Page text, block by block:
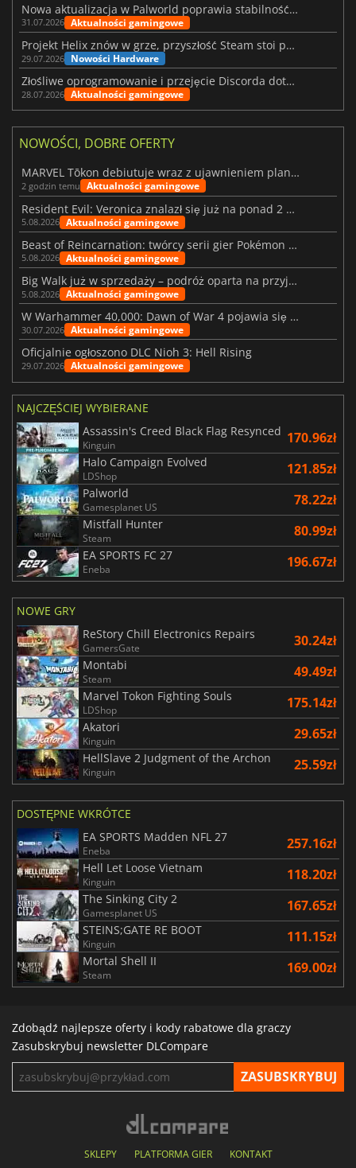
Nowa aktualizacja w Palworld poprawia stabilność Sunreach i walk z bossami
31.07.2026 Aktualności gamingowe
Projekt Helix znów w grze, przyszłość Steam stoi pod znakiem zapytania
29.07.2026 Nowości Hardware
Złośliwe oprogramowanie i przejęcie Discorda dotknęły Meccha Chameleon
28.07.2026 Aktualności gamingowe
NOWOŚCI, DOBRE OFERTY
MARVEL Tōkon debiutuje wraz z ujawnieniem planu rozwoju na pierwszy rok
2 godzin temu Aktualności gamingowe
Resident Evil: Veronica znalazł się już na ponad 2 milionach list życzeń
5.08.2026 Aktualności gamingowe
Beast of Reincarnation: twórcy serii gier Pokémon wkraczają na nową ścieżkę
5.08.2026 Aktualności gamingowe
Big Walk już w sprzedaży – podróż oparta na przyjaźni
5.08.2026 Aktualności gamingowe
W Warhammer 40,000: Dawn of War 4 pojawia się frakcja Nekronów
30.07.2026 Aktualności gamingowe
Oficjalnie ogłoszono DLC Nioh 3: Hell Rising
29.07.2026 Aktualności gamingowe
NAJCZĘŚCIEJ WYBIERANE
Assassin's Creed Black Flag Resynced
Kinguin 170.96zł
Halo Campaign Evolved
LDShop 121.85zł
Palworld
Gamesplanet US 78.22zł
Mistfall Hunter
Steam 80.99zł
EA SPORTS FC 27
Eneba 196.67zł
NOWE GRY
ReStory Chill Electronics Repairs
GamersGate 30.24zł
Montabi
Steam 49.49zł
Marvel Tokon Fighting Souls
LDShop 175.14zł
Akatori
Kinguin 29.65zł
HellSlave 2 Judgment of the Archon
Kinguin 25.59zł
DOSTĘPNE WKRÓTCE
EA SPORTS Madden NFL 27
Eneba 257.16zł
Hell Let Loose Vietnam
Kinguin 118.20zł
The Sinking City 2
Gamesplanet US 167.65zł
STEINS;GATE RE BOOT
Kinguin 111.15zł
Mortal Shell II
Steam 169.00zł
Zdobądź najlepsze oferty i kody rabatowe dla graczy
Zasubskrybuj newsletter DLCompare
SKLEPY PLATFORMA GIER KONTAKT